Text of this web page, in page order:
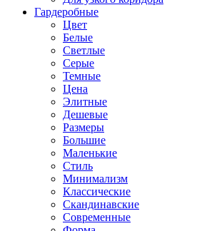
Гардеробные
Цвет
Белые
Светлые
Серые
Темные
Цена
Элитные
Дешевые
Размеры
Большие
Маленькие
Стиль
Минимализм
Классические
Скандинавские
Современные